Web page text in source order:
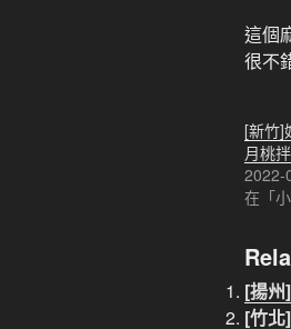
這個
很不
[新竹]
月桃
2022-
在「
[揚州
[竹北